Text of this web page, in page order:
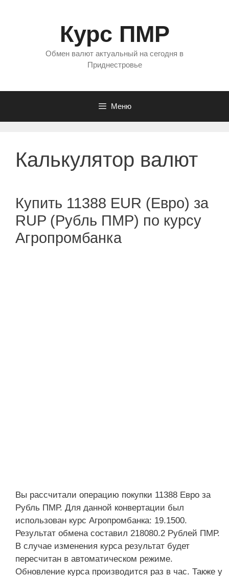
Курс ПМР
Обмен валют актуальный на сегодня в
Приднестровье
Меню
Калькулятор валют
Купить 11388 EUR (Евро) за
RUP (Рубль ПМР) по курсу
Агропромбанка
Вы рассчитали операцию покупки 11388 Евро за
Рубль ПМР. Для данной конвертации был
использован курс Агропромбанка: 19.1500.
Результат обмена составил 218080.2 Рублей ПМР.
В случае изменения курса результат будет
пересчитан в автоматическом режиме.
Обновление курса производится раз в час. Также у